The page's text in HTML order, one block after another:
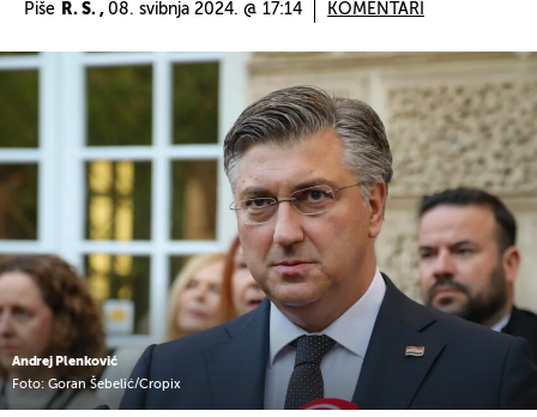
Piše R. S. , 08. svibnja 2024. @ 17:14 KOMENTARI
Andrej Plenković
Foto: Goran Šebelić/Cropix